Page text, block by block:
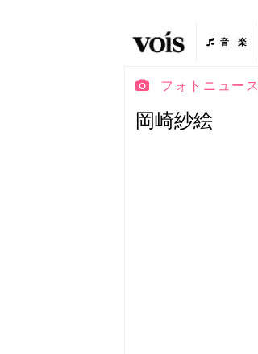
音 楽
フォトニュース
岡崎紗絵